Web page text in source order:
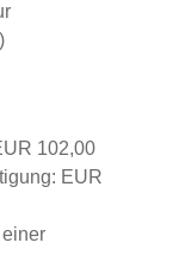
102,00
EUR